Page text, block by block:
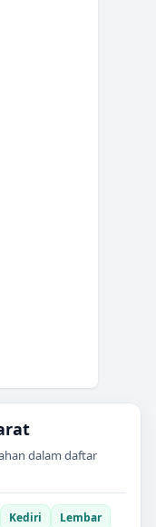
dalam daftar
Kediri Lembar